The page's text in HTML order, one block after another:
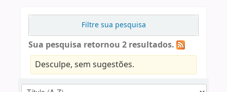
Filtre sua pesquisa
Sua pesquisa retornou 2 resultados.
Desculpe, sem sugestões.